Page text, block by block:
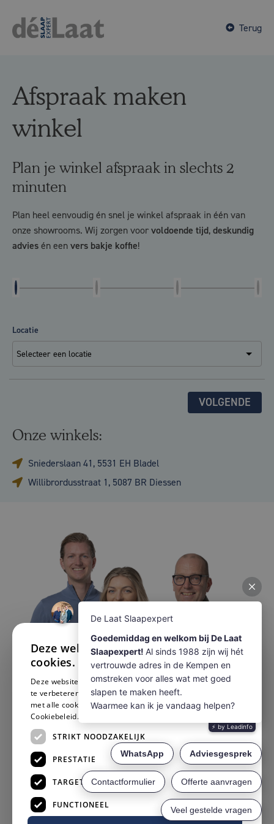
Terug
Wij maken voldoende tijd voor je vrij
Afspraak maken
winkel
Plan je winkel afspraak in slechts 2
minuten​
Plan heel eenvoudig én snel je winkel afspraak in één van
onze showrooms. Wij zorgen voorvoldoende tijd,deskundig
adviesén eenvers bakje koffie!
Locatie
VOLGENDE
Onze winkels:
Sniederslaan 41, 5531 EH Bladel
Willibrordusstraat 1, 5087 BR Diessen
Deze website maakt gebruik van
cookies.
Deze website gebruikt cookies om uw gebruikerservaring
te verbeteren. Door onze website te gebruiken, stemt u in
met alle cookies in overeenstemming met ons
Cookiebeleid.
STRIKT NOODZAKELIJK
PRESTATIE
TARGETING
FUNCTIONEEL